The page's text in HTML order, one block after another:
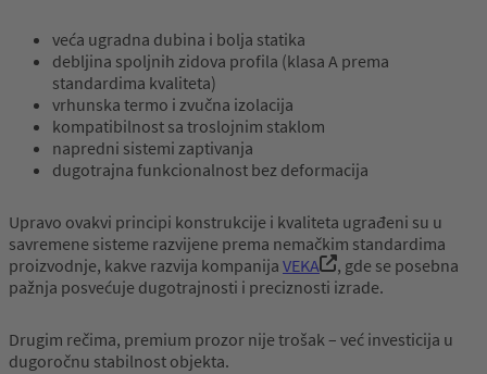
veća ugradna dubina i bolja statika
debljina spoljnih zidova profila (klasa A prema
standardima kvaliteta)
vrhunska termo i zvučna izolacija
kompatibilnost sa troslojnim staklom
napredni sistemi zaptivanja
dugotrajna funkcionalnost bez deformacija
Upravo ovakvi principi konstrukcije i kvaliteta ugrađeni su u
savremene sisteme razvijene prema nemačkim standardima
proizvodnje, kakve razvija kompanija VEKA
, gde se posebna
pažnja posvećuje dugotrajnosti i preciznosti izrade.
Drugim rečima, premium prozor nije trošak – već investicija u
dugoročnu stabilnost objekta.